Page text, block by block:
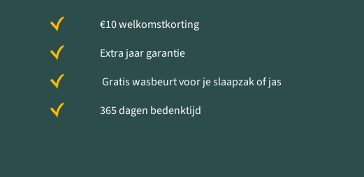
€10 welkomstkorting
Extra jaar garantie
Gratis wasbeurt voor je slaapzak of jas
365 dagen bedenktijd